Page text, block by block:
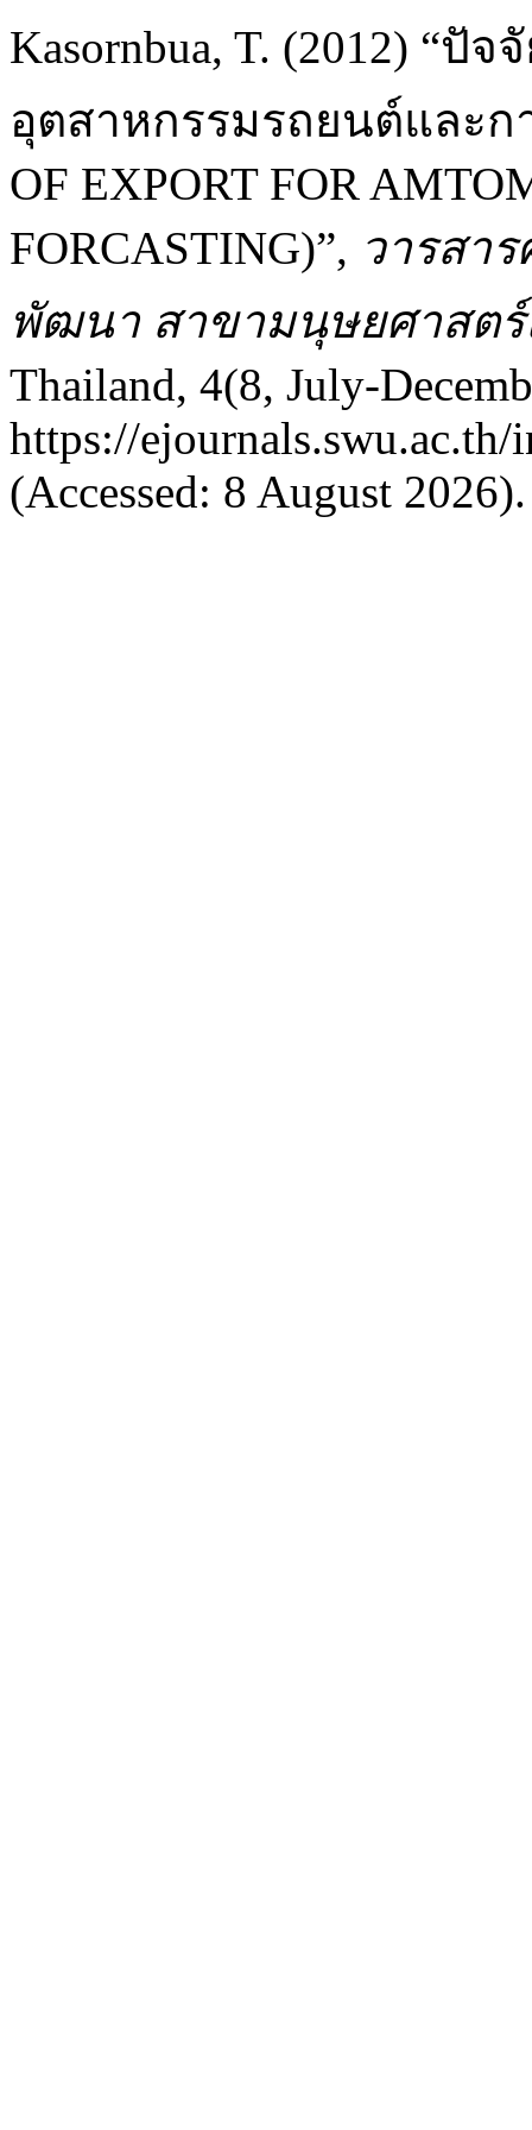
Kasornbua, T. (2012) “ปั
อุตสาหกรรมรถยนต์และก
OF EXPORT FOR
FORCASTING)”, วารสา
พัฒนา สาขามนุษยศาสต
Thailand, 4(8, July-
https://
(Accessed: 8 August 2026).